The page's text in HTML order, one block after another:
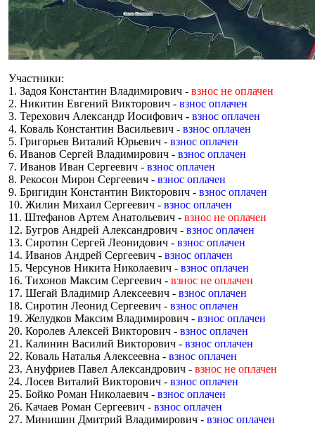
Участники:
1. Задоя Константин Владимирович - взнос не оплачен
2. Никитин Евгений Викторович - взнос оплачен
3. Терехович Александр Иосифович - взнос оплачен
4. Коваль Константин Васильевич - взнос оплачен
5. Григорьев Виталий Юрьевич - взнос оплачен
6. Иванов Сергей Владимирович - взнос оплачен
7. Иванов Иван Сергеевич - взнос оплачен
8. Рекосон Мирон Сергеевич - взнос оплачен
9. Бригидин Константин Викторович - взнос оплачен
10. Жилин Михаил Сергеевич - взнос оплачен
11. Штефанов Артем Анатольевич - взнос не оплачен
12. Бугров Андрей Александрович - взнос оплачен
13. Сиротин Сергей Леонидович - взнос оплачен
14. Иванов Андрей Сергеевич - взнос оплачен
15. Черсунов Никита Николаевич - взнос оплачен
16. Тихонов Максим Сергеевич - взнос не оплачен
17. Шегай Владимир Алексеевич - взнос оплачен
18. Сиротин Леонид Сергеевич - взнос оплачен
19. Желудков Максим Владимирович - взнос оплачен
20. Королев Алексей Викторович - взнос оплачен
21. Калинин Василий Викторович - взнос оплачен
22. Коваль Наталья Алексеевна - взнос оплачен
23. Ануфриев Павел Александрович - взнос не оплачен
24. Лосев Виталий Викторович - взнос оплачен
25. Бойко Роман Николаевич - взнос оплачен
26. Качаев Роман Сергеевич - взнос оплачен
27. Минишин Дмитрий Владимирович - взнос оплачен